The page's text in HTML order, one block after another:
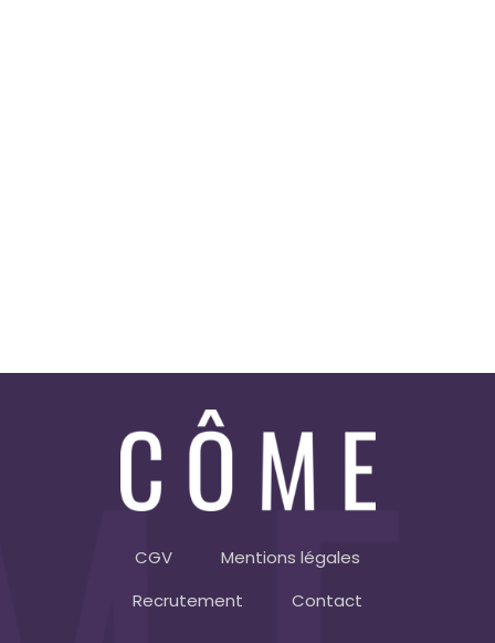
CGV
Mentions légales
Recrutement
Contact